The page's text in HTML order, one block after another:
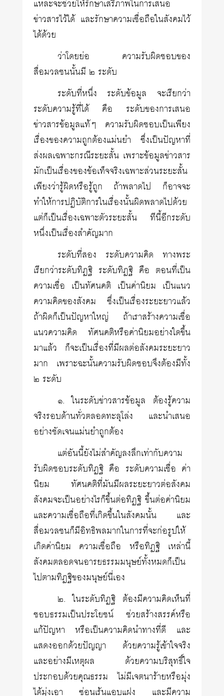
แหละจะช่วยให้รักษาเสรีภาพในการเสนอ
ข่าวสารไว้ได้ และรักษาความเชื่อถือในสังคมไว้
ได้ด้วย
ว่าโดยย่อ ความรับผิดชอบของ
สื่อมวลชนนั้นมี ๒ ระดับ
ระดับที่หนึ่ง ระดับข้อมูล จะเรียกว่า
ระดับความรู้ที่ได้ คือ ระดับของการเสนอ
ข่าวสารข้อมูลแท้ๆ ความรับผิดชอบเป็นเพียง
เรื่องของความถูกต้องแม่นยำ ซึ่งเป็นปัญหาที่
ส่งผลเฉพาะกรณีระยะสั้น เพราะข้อมูลข่าวสาร
มักเป็นเรื่องของข้อเท็จจริงเฉพาะส่วนระยะสั้น
เพียงว่ารู้ผิดหรือรู้ถูก ถ้าพลาดไป ก็อาจจะ
ทำให้การปฏิบัติการในเรื่องนั้นผิดพลาดไปด้วย
แต่ก็เป็นเรื่องเฉพาะตัวระยะสั้น ทีนี้อีกระดับ
หนึ่งเป็นเรื่องสำคัญมาก
ระดับที่สอง ระดับความคิด ทางพระ
เรียกว่าระดับทิฏฐิ ระดับทิฏฐิ คือ ตอนที่เป็น
ความเชื่อ เป็นทัศนคติ เป็นค่านิยม เป็นแนว
ความคิดของสังคม ซึ่งเป็นเรื่องระยะยาวแล้ว
ถ้าผิดก็เป็นปัญหาใหญ่ ถ้าเราสร้างความเชื่อ
แนวความคิด ทัศนคติหรือค่านิยมอย่างใดขึ้น
มาแล้ว ก็จะเป็นเรื่องที่มีผลต่อสังคมระยะยาว
มาก เพราะฉะนั้นความรับผิดชอบจึงต้องมีทั้ง
๒ ระดับ
๑. ในระดับข่าวสารข้อมูล ต้องรู้ความ
จริงรอบด้านทั่วตลอดทะลุโล่ง และนำเสนอ
อย่างชัดเจนแม่นยำถูกต้อง
แต่อันนี้ยังไม่สำคัญลงลึกเท่ากับความ
รับผิดชอบระดับทิฏฐิ คือ ระดับความเชื่อ ค่า
นิยม ทัศนคติที่มันมีผลระยะยาวต่อสังคม
สังคมจะเป็นอย่างไรก็ขึ้นต่อทิฏฐิ ขึ้นต่อค่านิยม
และความเชื่อถือที่เกิดขึ้นในสังคมนั้น และ
สื่อมวลชนก็มีอิทธิพลมากในการที่จะก่อรูปให้
เกิดค่านิยม ความเชื่อถือ หรือทิฏฐิ เหล่านี้
สังคมตลอดจนอารยธรรมมนุษย์ทั้งหมดก็เป็น
ไปตามทิฏฐิของมนุษย์นี่เอง
๒. ในระดับทิฏฐิ ต้องมีความคิดเห็นที่
ชอบธรรมเป็นประโยชน์ ช่วยสร้างสรรค์หรือ
แก้ปัญหา หรือเป็นความคิดนำทางที่ดี และ
แสดงออกด้วยปัญญา ด้วยความรู้เข้าใจจริง
และอย่างมีเหตุผล ด้วยความบริสุทธิ์ใจ
ประกอบด้วยคุณธรรม ไม่มีเจตนาร้ายหรือมุ่ง
ได้มุ่งเอา ซ่อนเร้นแอบแฝง และมีความ